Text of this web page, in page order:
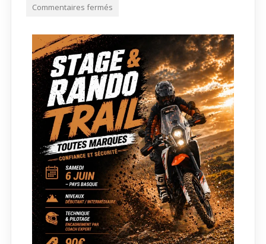
Commentaires fermés